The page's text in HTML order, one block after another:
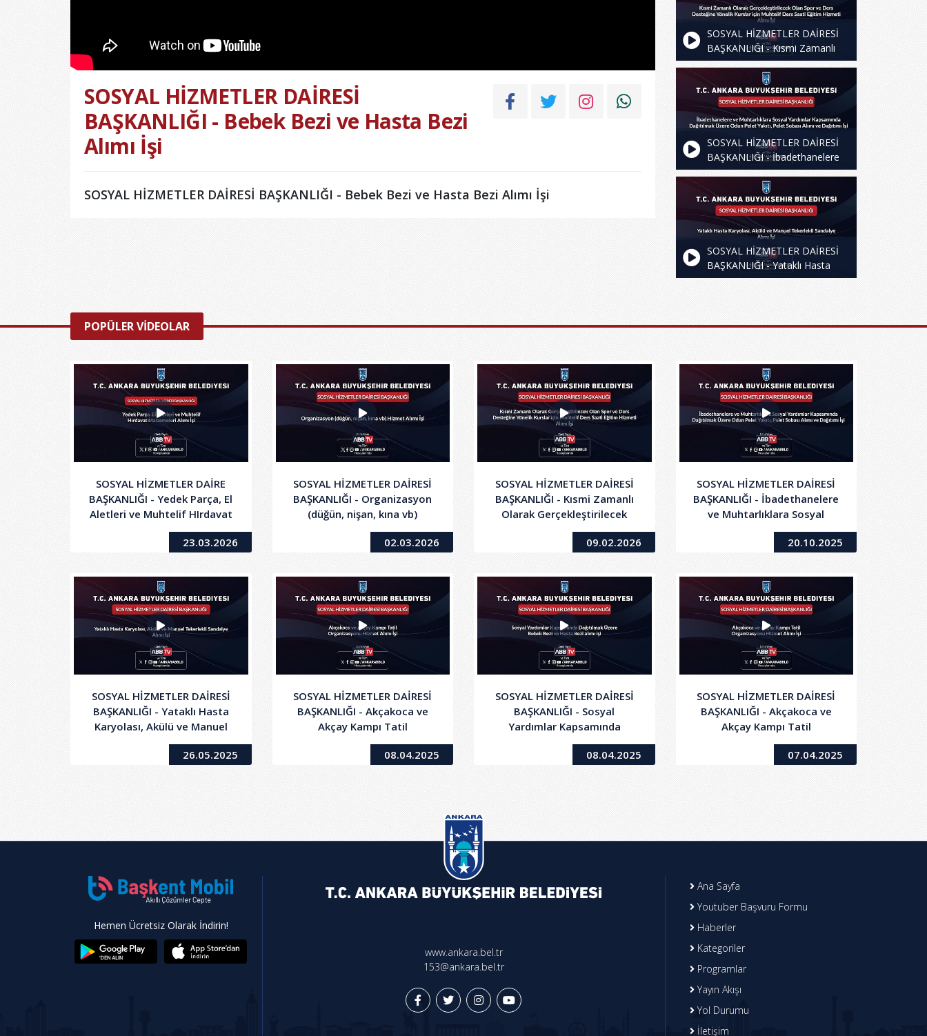
SOSYAL HİZMETLER DAİRESİ
BAŞKANLIĞI - Bebek Bezi ve Hasta Bezi
Alımı İşi
SOSYAL HİZMETLER DAİRESİ BAŞKANLIĞI - Bebek Bezi ve Hasta Bezi Alımı İşi
SOSYAL HİZMETLER DAİRESİ
BAŞKANLIĞI - Kısmi Zamanlı
Olarak Gerçekleştirilecek Olan
Spor ve Ders Desteğine Yönelik
Kurslar için Muhtelif Ders Saati
Eğitim Hizmeti Alımı İşi
SOSYAL HİZMETLER DAİRESİ
BAŞKANLIĞI - İbadethanelere
ve Muhtarlıklara Sosyal
Yardımlar Kapsamında
Dağıtılmak Üzere Odun Pelet
Yakıtı, Pelet Sobası Alımı ve
Dağıtım İşi
SOSYAL HİZMETLER DAİRESİ
BAŞKANLIĞI - Yataklı Hasta
Karyolası, Akülü ve Manuel
POPÜLER VİDEOLAR
SOSYAL HİZMETLER DAİRE
BAŞKANLIĞI - Yedek Parça, El
Aletleri ve Muhtelif HIrdavat
Mal. AlImI işi
23.03.2026
SOSYAL HİZMETLER DAİRESİ
BAŞKANLIĞI - Organizasyon
(düğün, nişan, kına vb)
Hizmet Alımı İşi
02.03.2026
SOSYAL HİZMETLER DAİRESİ
BAŞKANLIĞI - Kısmi Zamanlı
Olarak Gerçekleştirilecek
Olan Spor ve Ders Desteğine
Yönelik Kurslar için Muhtelif
Alımı İşi
09.02.2026
SOSYAL HİZMETLER DAİRESİ
BAŞKANLIĞI - İbadethanelere
ve Muhtarlıklara Sosyal
Yardımlar Kapsamında
Dağıtılmak Üzere Odun Pelet
Dağıtım İşi
20.10.2025
SOSYAL HİZMETLER DAİRESİ
BAŞKANLIĞI - Yataklı Hasta
Karyolası, Akülü ve Manuel
Tekerlekli Sandalye
26.05.2025
SOSYAL HİZMETLER DAİRESİ
BAŞKANLIĞI - Akçakoca ve
Akçay Kampı Tatil
Organizasyonu Hizmet Alımı
08.04.2025
SOSYAL HİZMETLER DAİRESİ
BAŞKANLIĞI - Sosyal
Yardımlar Kapsamında
Dağıtılmak Üzere Bebek Bezi
ve Hasta Bezi Alımı İşi
08.04.2025
SOSYAL HİZMETLER DAİRESİ
BAŞKANLIĞI - Akçakoca ve
Akçay Kampı Tatil
Organizasyonu Hizmet Alımı
07.04.2025
Hemen Ücretsiz Olarak İndirin!
www.ankara.bel.tr
153@ankara.bel.tr
Ana Sayfa
Youtuber Başvuru Formu
Haberler
Kategoriler
Programlar
Yayın Akışı
Yol Durumu
İletişim